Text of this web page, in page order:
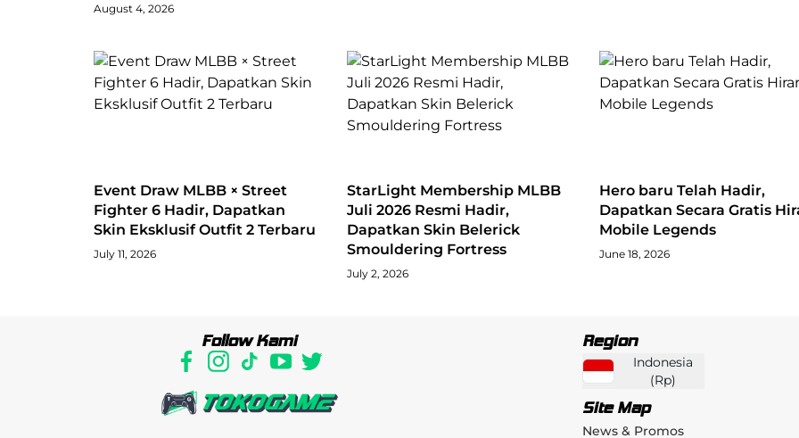
August 4, 2026
Event Draw MLBB × Street
Fighter 6 Hadir, Dapatkan
Skin Eksklusif Outfit 2 Terbaru
July 11, 2026
StarLight Membership MLBB
Juli 2026 Resmi Hadir,
Dapatkan Skin Belerick
Smouldering Fortress
July 2, 2026
Hero baru Telah Hadir,
Dapatkan Secara Gratis
Mobile Legends
June 18, 2026
Follow Kami Region
Indonesia
(Rp)
Site Map
News & Promos